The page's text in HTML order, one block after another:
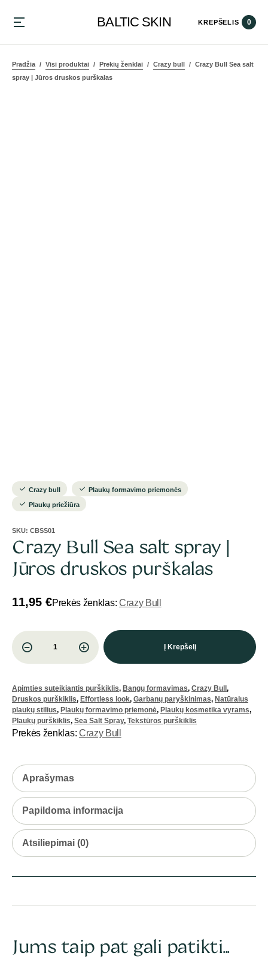
BALTIC SKIN KREPŠELIS 0
Pradžia Visi produktai Prekių ženklai Crazy bull
Crazy Bull Sea salt
spray | Jūros druskos purškalas
Crazy bull Plaukų formavimo priemonės
Plaukų priežiūra
SKU: CBSS01
Crazy Bull Sea salt spray |
Jūros druskos purškalas
11,95 €Prekės ženklas: Crazy Bull
Į Krepšelį
Apimties suteikiantis purškiklis, Bangų formavimas, Crazy Bull ,
Druskos purškiklis, Effortless look, Garbanų paryškinimas, Natūralus
plaukų stilius, Plaukų formavimo priemonė, Plaukų kosmetika vyrams,
Plaukų purškiklis, Sea Salt Spray, Tekstūros purškiklis
Prekės ženklas: Crazy Bull
Aprašymas
Papildoma informacija
Atsiliepimai (0)
Jums taip pat gali patikti...